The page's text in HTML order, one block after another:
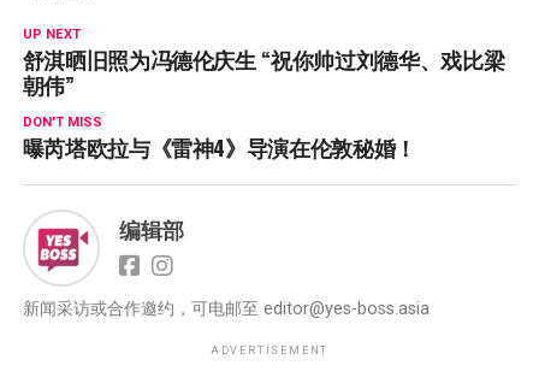
UP NEXT
舒淇晒旧照为冯德伦庆生 “祝你帅过刘德华、戏比梁
朝伟”
DON'T MISS
曝芮塔欧拉与《雷神4》导演在伦敦秘婚！
编辑部
新闻采访或合作邀约，可电邮至 editor@yes-boss.asia
ADVERTISEMENT